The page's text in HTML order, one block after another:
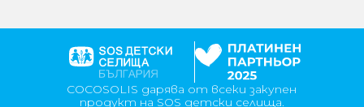
COCOSOLIS дарява от всеки закупен
продукт на SOS детски селища.